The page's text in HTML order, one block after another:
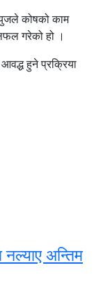
कोषको काम
गरेको हो ।
हुने प्रक्रिया
नल्याए अन्तिम